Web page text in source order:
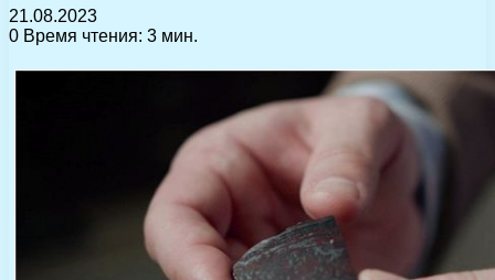
21.08.2023
0 Время чтения: 3 мин.